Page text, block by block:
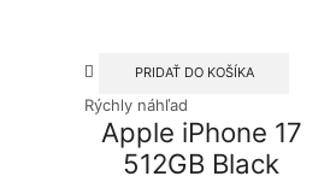
PRIDAŤ DO KOŠÍKA
Rýchly náhľad
Apple iPhone 17
512GB Black